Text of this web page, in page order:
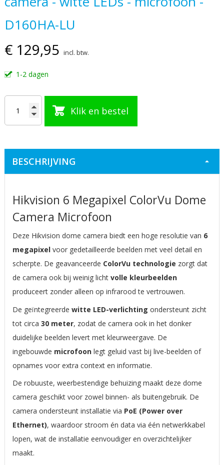
van
afbeeldingen-
D160HA-LU
€ 129,95 incl. btw.
1-2 dagen
Klik en bestel
BESCHRIJVING
Hikvision 6 Megapixel ColorVu Dome
Camera Microfoon
Deze Hikvision dome camera biedt een hoge resolutie van 6
megapixelvoor gedetailleerde beelden met veel detail en
scherpte. De geavanceerde ColorVu technologie zorgt dat
de camera ook bij weinig licht volle kleurbeelden
produceert zonder alleen op infrarood te vertrouwen.
De geïntegreerde witte LED-verlichting ondersteunt zicht
tot circa 30 meter, zodat de camera ook in het donker
duidelijke beelden levert met kleurweergave. De
ingebouwde microfoonlegt geluid vast bij live-beelden of
opnames voor extra context en informatie.
De robuuste, weerbestendige behuizing maakt deze dome
camera geschikt voor zowel binnen- als buitengebruik. De
camera ondersteunt installatie via PoE (Power over
Ethernet), waardoor stroom én data via één netwerkkabel
lopen, wat de installatie eenvoudiger en overzichtelijker
maakt.